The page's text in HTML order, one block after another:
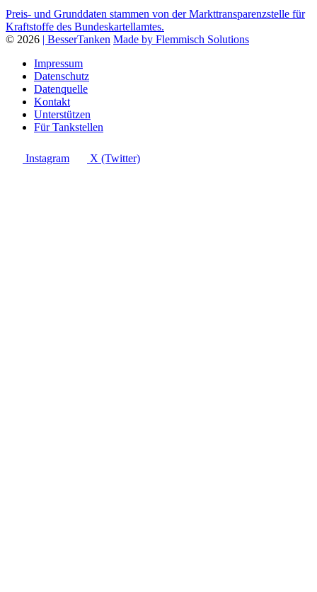
Preis- und Grunddaten stammen von der Markttransparenzstelle für
Kraftstoffe des Bundeskartellamtes.
© 2026 | BesserTanken Made by Flemmisch Solutions
Impressum
Datenschutz
Datenquelle
Kontakt
Unterstützen
Für Tankstellen
Instagram X (Twitter)